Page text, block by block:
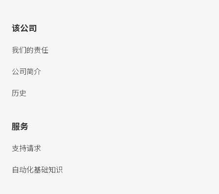
该公司
我们的责任
公司简介
历史
服务
支持请求
自动化基础知识